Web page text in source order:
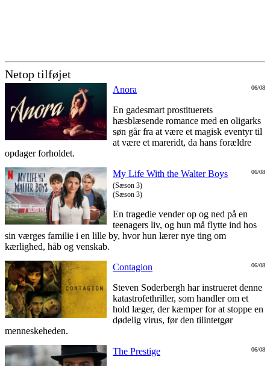
Netop tilføjet
06/08
Anora
En gadesmart prostituerets
hæsblæsende romance med en oligarks
søn går fra at være et magisk eventyr til
at være et mareridt, da hans forældre
opdager forholdet.
06/08
My Life With the Walter Boys
(Sæson 3)
(Sæson 3)
En tragedie vender op og ned på en
teenagers liv, og hun må flytte ind hos
sin værges familie i en lille by, hvor hun lærer nye ting om
kærlighed, håb og venskab.
06/08
Contagion
Steven Soderbergh har instrueret denne
katastrofethriller, som handler om et
hold læger, der kæmper for at stoppe en
dødelig virus, før den tilintetgør
menneskeheden.
06/08
The Prestige